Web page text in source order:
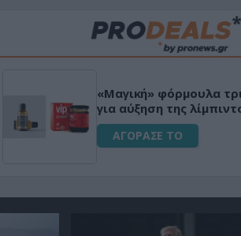
«Μαγική» φόρμουλα
για αύξηση της
ΑΓΟΡΑΣΕ ΤΟ